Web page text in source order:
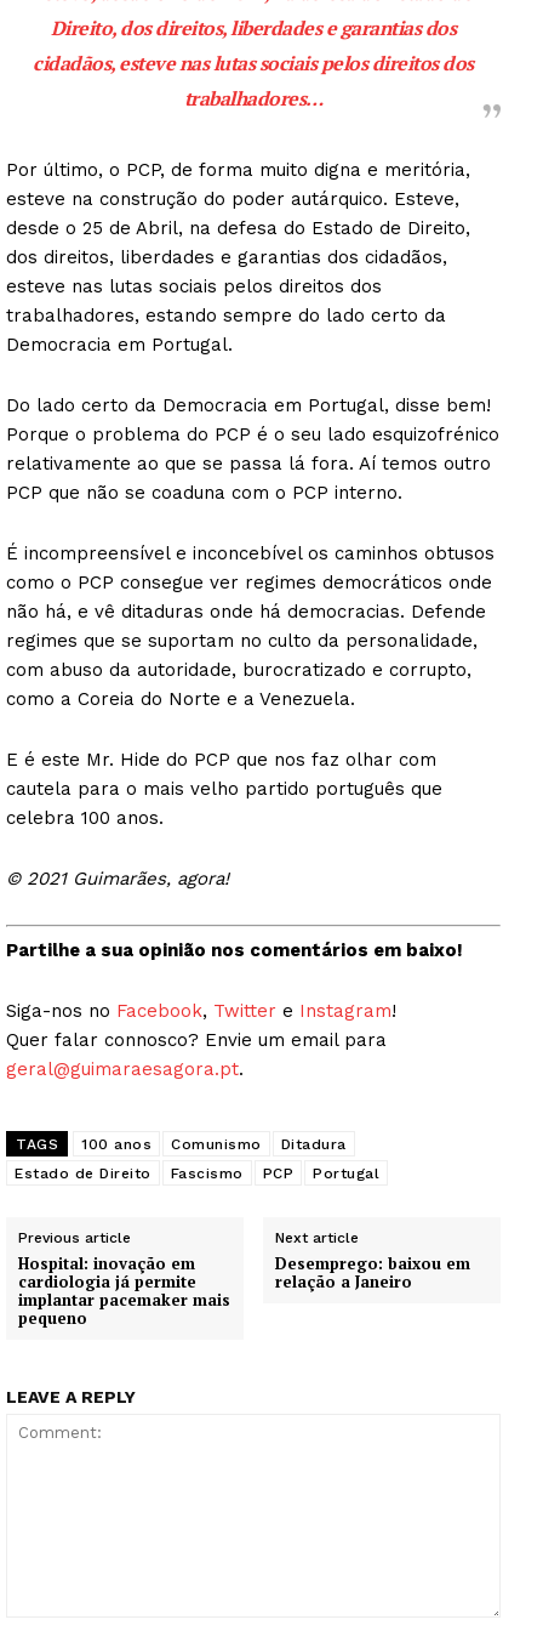
Direito, dos direitos, liberdades e garantias dos
cidadãos, esteve nas lutas sociais pelos direitos dos
trabalhadores…
Por último, o PCP, de forma muito digna e meritória,
esteve na construção do poder autárquico. Esteve,
desde o 25 de Abril, na defesa do Estado de Direito,
dos direitos, liberdades e garantias dos cidadãos,
esteve nas lutas sociais pelos direitos dos
trabalhadores, estando sempre do lado certo da
Democracia em Portugal.
Do lado certo da Democracia em Portugal, disse bem!
Porque o problema do PCP é o seu lado esquizofrénico
relativamente ao que se passa lá fora. Aí temos outro
PCP que não se coaduna com o PCP interno.
É incompreensível e inconcebível os caminhos obtusos
como o PCP consegue ver regimes democráticos onde
não há, e vê ditaduras onde há democracias. Defende
regimes que se suportam no culto da personalidade,
com abuso da autoridade, burocratizado e corrupto,
como a Coreia do Norte e a Venezuela.
E é este Mr. Hide do PCP que nos faz olhar com
cautela para o mais velho partido português que
celebra 100 anos.
© 2021 Guimarães, agora!
Partilhe a sua opinião nos comentários em baixo!
Siga-nos no Facebook, Twitter e Instagram!
Quer falar connosco? Envie um email para
geral@guimaraesagora.pt.
TAGS 100 anos Comunismo
Ditadura
Estado de Direito
Fascismo PCP Portugal
Previous article
Hospital: inovação em
cardiologia já permite
implantar pacemaker mais
pequeno
Next article
Desemprego: baixou em
relação a Janeiro
LEAVE A REPLY